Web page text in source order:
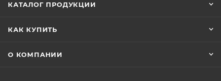
КАТАЛОГ ПРОДУКЦИИ
КАК КУПИТЬ
О КОМПАНИИ